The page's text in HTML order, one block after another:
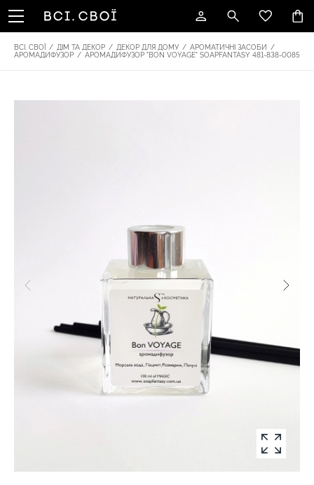
ВСІ. СВОЇ / ДІМ ТА ДЕКОР / ДЕКОР ДЛЯ ДОМУ / АРОМАТИЧНІ ЗАСОБИ
/
АРОМАДИФУЗОР / АРОМАДИФУЗОР "BON VOYAGE" SOAPFANTASY 481-838-0085